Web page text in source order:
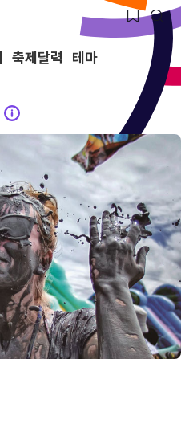
축제달력 테마